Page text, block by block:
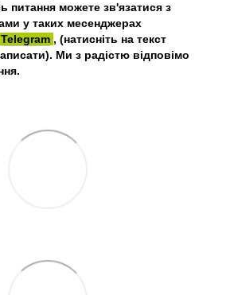
питання можете зв'язатися з
у таких месенджерах
Telegram , (натисніть на текст
Ми з радістю відповімо